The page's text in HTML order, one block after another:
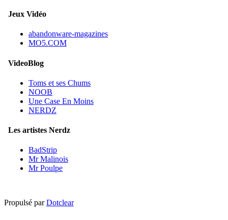
Jeux Vidéo
abandonware-magazines
MO5.COM
VideoBlog
Toms et ses Chums
NOOB
Une Case En Moins
NERDZ
Les artistes Nerdz
BadStrip
Mr Malinois
Mr Poulpe
Propulsé parDotclear